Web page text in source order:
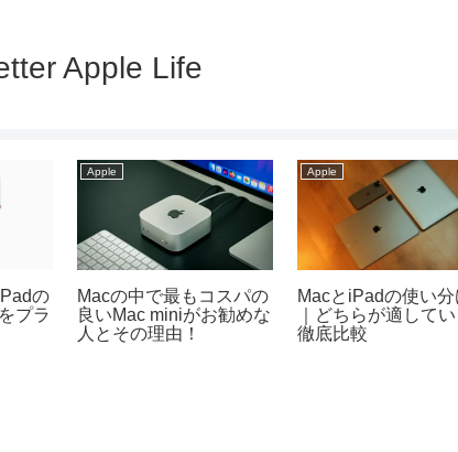
Apple Life
の
プラ
Apple
Macの中で最もコスパの
良いMac miniがお勧めな
人とその理由！
Apple
MacとiPadの使い
｜どちらが適して
徹底比較